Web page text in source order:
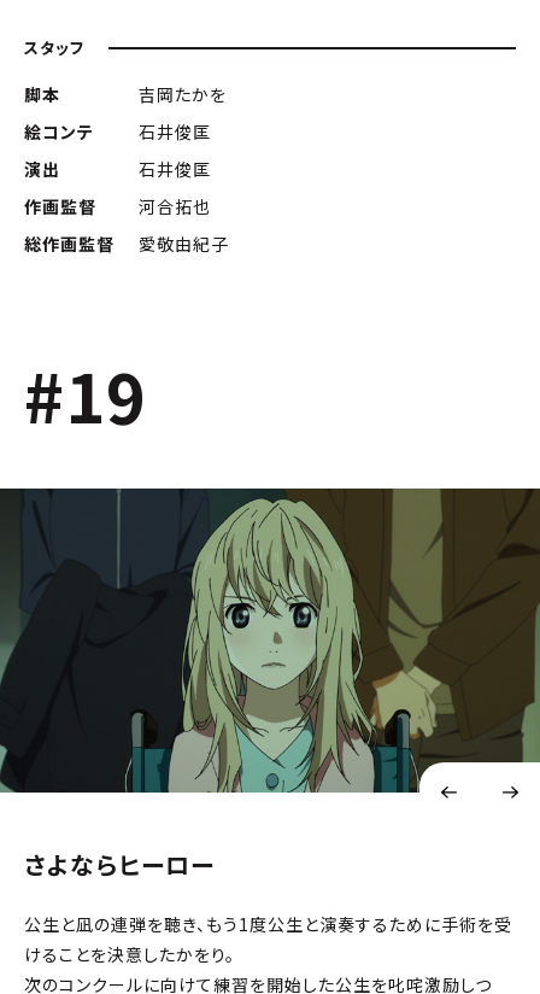
スタッフ
脚本
吉岡たかを
絵コンテ
石井俊匡
演出
石井俊匡
作画監督
河合拓也
総作画監督
愛敬由紀子
#19
さよならヒーロー
公生と凪の連弾を聴き、もう1度公生と演奏するために手術を受
けることを決意したかをり。
次のコンクールに向けて練習を開始した公生を叱咤激励しつ